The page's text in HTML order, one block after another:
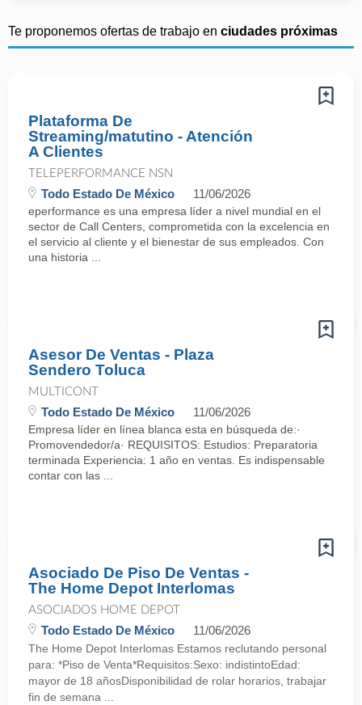
Te proponemos ofertas de trabajo en ciudades próximas
Plataforma De
Streaming/matutino - Atención
A Clientes
TELEPERFORMANCE NSN
Todo Estado De México 11/06/2026
eperformance es una empresa líder a nivel mundial en el
sector de Call Centers, comprometida con la excelencia en
el servicio al cliente y el bienestar de sus empleados. Con
una historia ...
Asesor De Ventas - Plaza
Sendero Toluca
MULTICONT
Todo Estado De México 11/06/2026
Empresa líder en línea blanca esta en búsqueda de:·
Promovendedor/a· REQUISITOS: Estudios: Preparatoria
terminada Experiencia: 1 año en ventas. Es indispensable
contar con las ...
Asociado De Piso De Ventas -
The Home Depot Interlomas
ASOCIADOS HOME DEPOT
Todo Estado De México 11/06/2026
The Home Depot Interlomas Estamos reclutando personal
para: *Piso de Venta*Requisitos:Sexo: indistintoEdad:
mayor de 18 añosDisponibilidad de rolar horarios, trabajar
fin de semana ...